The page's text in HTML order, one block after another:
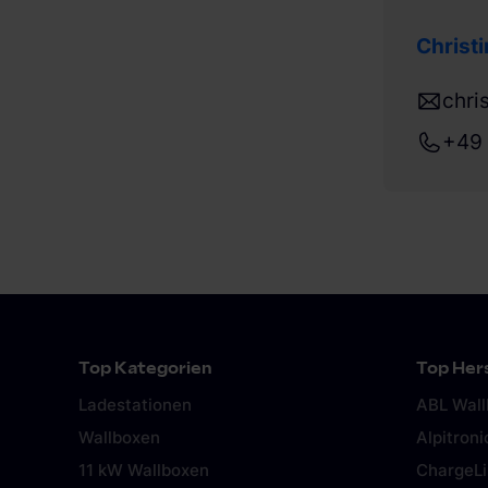
+49
Top Kategorien
Ladestationen
Wallboxen
11 kW Wallboxen
Top
ABL